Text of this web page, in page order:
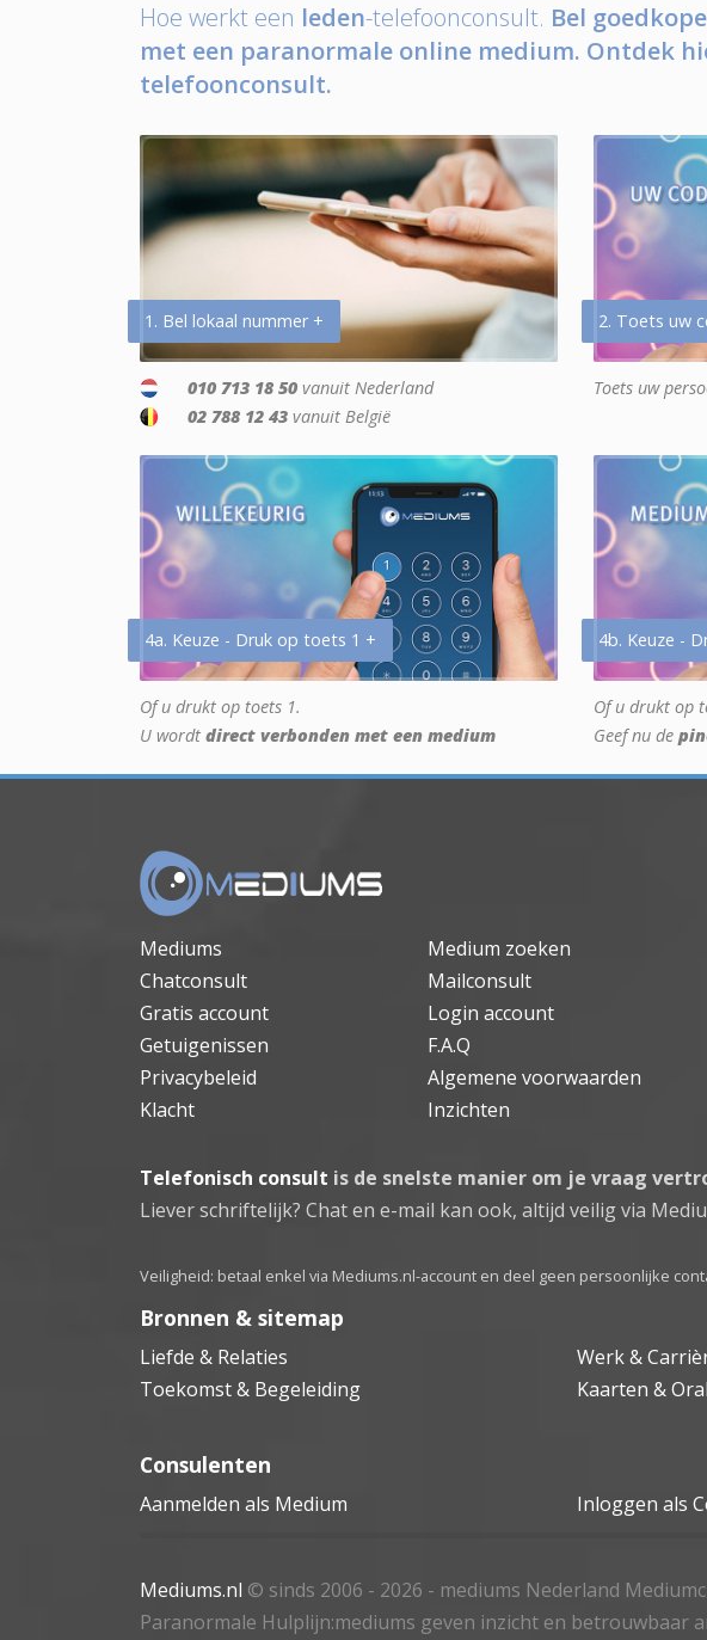
Hoe werkt een leden-telefoonconsult. Bel
met een paranormale online medium. Ontdek
telefoonconsult.
1. Bel lokaal nummer +
010 713 18 50 vanuit Nederland
02 788 12 43 vanuit België
2. Toets uw
Toets uw
4a. Keuze - Druk op toets 1 +
Of u drukt op toets 1.
U wordt direct verbonden met een medium
4b. Keuze -
Of u drukt op
Geef nu de
Mediums Medium zoeken
Chatconsult
Mailconsult
Gratis account
Login account
Getuigenissen
F.A.Q
Privacybeleid
Algemene voorwaarden
Klacht
Inzichten
Telefonisch consult is de snelste manier om je vraag
Liever schriftelijk? Chat en e-mail kan ook, altijd veilig via
Veiligheid: betaal enkel via Mediums.nl-account en deel geen persoonlijke
Bronnen & sitemap
Liefde & Relaties Werk &
Toekomst & Begeleiding
Kaarten &
Consulenten
Aanmelden als Medium Inloggen als
Mediums.nl © sinds 2006 - 2026 - mediums Nederland
Paranormale Hulplijn:mediums geven inzicht en betrouwbaar